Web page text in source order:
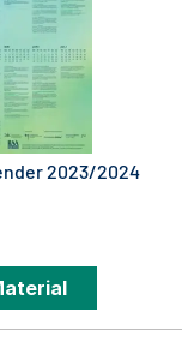
2023/2024